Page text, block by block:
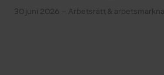
30 juni 2026 – Arbetsrätt &